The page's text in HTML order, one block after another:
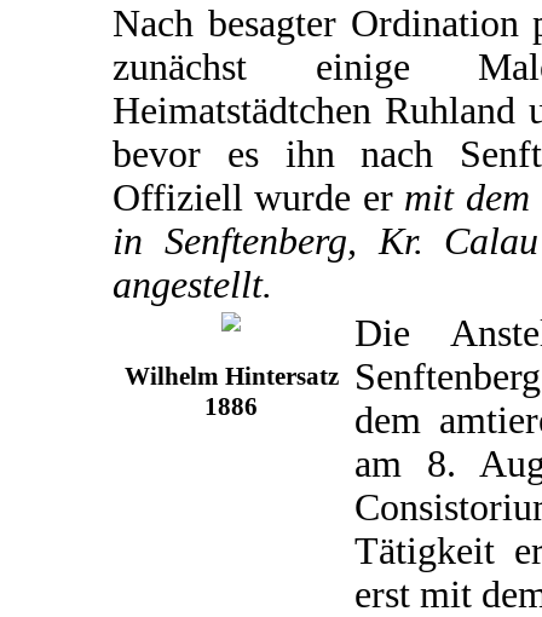
Nach besagter Ordination
zunächst einige
Heimatstädtchen Ruhland
bevor es ihn nach
Offiziell wurde er mit dem
in Senftenberg, Kr.
angestellt.
Wilhelm Hintersatz
1886
Die
dem
am 8.
Tätigkeit
erst mit